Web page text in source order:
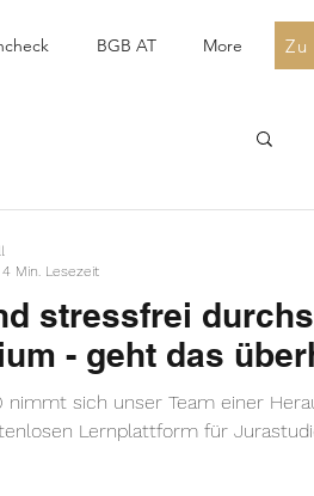
BGB AT More
stressfrei durchs
- geht das
sich unser Team einer
Lernplattform für
4 Min. Lesezeit